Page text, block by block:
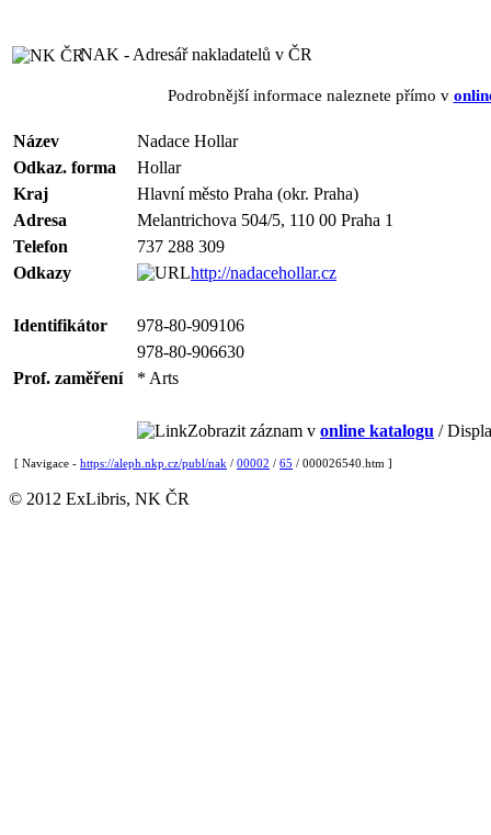
NAK - Adresář nakladatelů v ČR
Podrobnější informace naleznete přímo v
Název
Nadace Hollar
Odkaz. forma
Hollar
Kraj
Hlavní město Praha (okr. Praha)
Adresa
Melantrichova 504/5, 110 00 Praha 1
Telefon
737 288 309
Odkazy
http://nadacehollar.cz
Identifikátor
978-80-909106
978-80-906630
Prof. zaměření
* Arts
Zobrazit záznam v online katalogu /
[ Navigace - https://aleph.nkp.cz/publ/nak / 00002 / 65 / 000026540.htm ]
© 2012 ExLibris, NK ČR